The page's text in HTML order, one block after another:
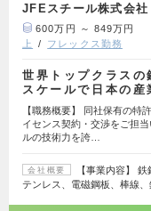
JFEスチール株式会社
600万円 ～ 849万円
上
フレックス勤務
世界トップクラスの
スケールで日本の
【職務概要】 同社保有の特
イセンス契約・交渉をご担
ルの技術力を誇…
会社概要
【事業内容】
テンレス、電磁鋼板、棒線